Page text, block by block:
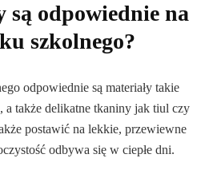
są odpowiednie na
szkolnego?
odpowiednie są materiały takie
a także delikatne tkaniny jak tiul czy
postawić na lekkie, przewiewne
odbywa się w ciepłe dni.